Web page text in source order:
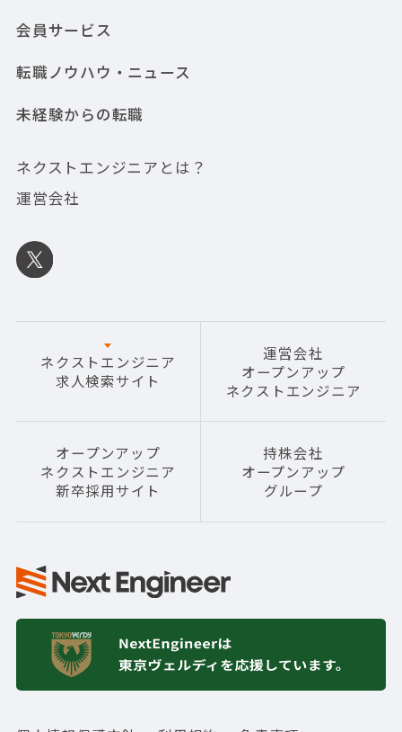
会員サービス
転職ノウハウ・ニュース
未経験からの転職
ネクストエンジニアとは？
運営会社
ネクストエンジニア
求人検索サイト
運営会社
オープンアップ
ネクストエンジニア
オープンアップ
ネクストエンジニア
新卒採用サイト
持株会社
オープンアップ
グループ